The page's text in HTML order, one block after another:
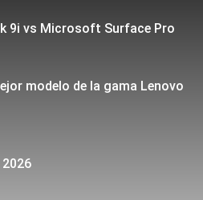
9i vs Microsoft Surface Pro
modelo de la gama Lenovo
2026